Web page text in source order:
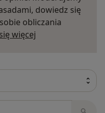
dowiedz się
obliczania
więcej